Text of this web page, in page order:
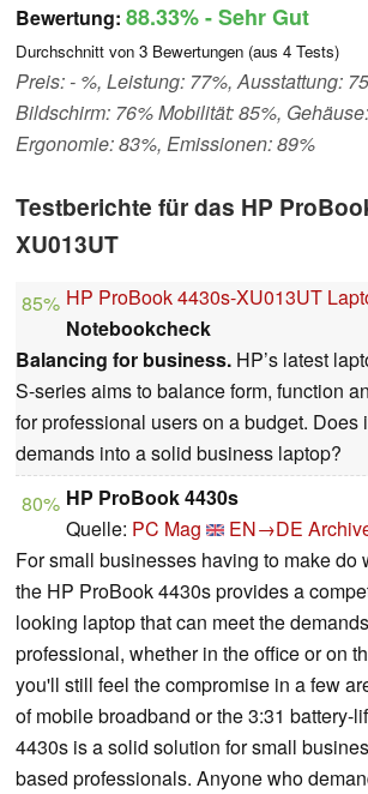
Bewertung: 88.33%- Sehr Gut
Durchschnitt von 3 Bewertungen (aus 4 Tests)
Preis: - %, Leistung: 77%, Ausstattung:
Bildschirm: 76% Mobilität: 85%,
Ergonomie: 83%, Emissionen: 89%
Testberichte für das HP
XU013UT
85% HP ProBook 4430s-XU013UT
Notebookcheck
Balancing for business. HP’s latest
S-series aims to balance form, function
for professional users on a budget. Does
demands into a solid business laptop?
80% HP ProBook 4430s
Quelle: PC Mag EN→DE
For small businesses having to make do
the HP ProBook 4430s provides a
looking laptop that can meet the
professional, whether in the office or on
you'll still feel the compromise in a few
of mobile broadband or the 3:31 battery-
4430s is a solid solution for small
based professionals. Anyone who